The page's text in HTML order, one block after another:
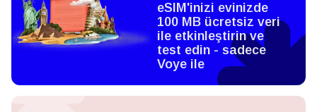
eSIM'inizi evinizde
100 MB ücretsiz veri
ile etkinleştirin ve
test edin - sadece
Voye ile